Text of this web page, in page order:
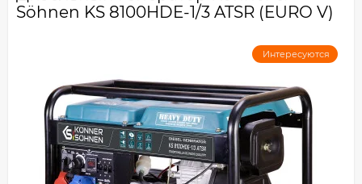
Söhnen KS 8100HDE-1/3 ATSR (EURO V)
Интересуются